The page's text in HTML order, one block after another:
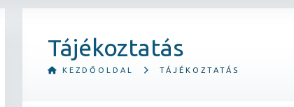
Tájékoztatás
KEZDŐOLDAL TÁJÉKOZTATÁS